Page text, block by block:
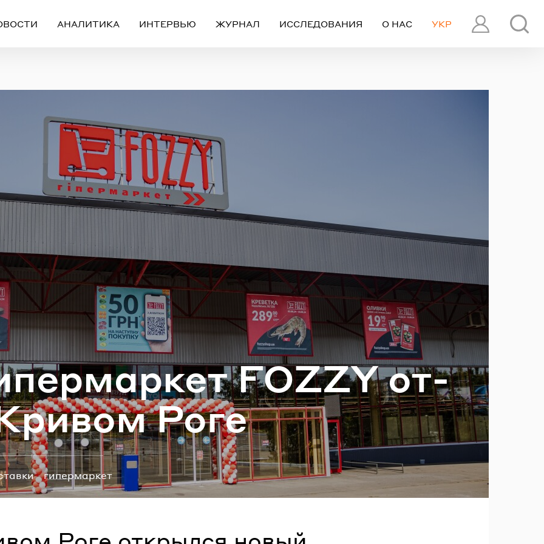
ПРОФИЛЬ
УКР
АНАЛИТИКА ИНТЕРВЬЮ ЖУРНАЛ ИССЛЕДОВАНИЯ О НАС
FOZZY от­
Роге
гипермаркет
ЧЕРЕЗ СОЦИАЛЬНЫЕ СЕТИ
FACEBOOK GOOGLE
Забыли пароль?
ВОЙТИ